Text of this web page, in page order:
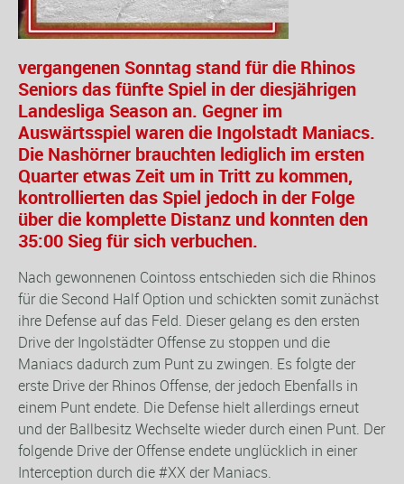
vergangenen Sonntag stand für die Rhinos
Seniors das fünfte Spiel in der diesjährigen
Landesliga Season an. Gegner im
Auswärtsspiel waren die Ingolstadt Maniacs.
Die Nashörner brauchten lediglich im ersten
Quarter etwas Zeit um in Tritt zu kommen,
kontrollierten das Spiel jedoch in der Folge
über die komplette Distanz und konnten den
35:00 Sieg für sich verbuchen.
Nach gewonnenen Cointoss entschieden sich die Rhinos
für die Second Half Option und schickten somit zunächst
ihre Defense auf das Feld. Dieser gelang es den ersten
Drive der Ingolstädter Offense zu stoppen und die
Maniacs dadurch zum Punt zu zwingen. Es folgte der
erste Drive der Rhinos Offense, der jedoch Ebenfalls in
einem Punt endete. Die Defense hielt allerdings erneut
und der Ballbesitz Wechselte wieder durch einen Punt. Der
folgende Drive der Offense endete unglücklich in einer
Interception durch die #XX der Maniacs.